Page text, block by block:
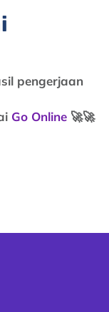
pengerjaan
Go Online 🚀🚀